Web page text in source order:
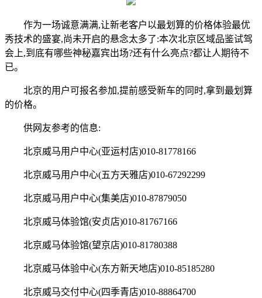
作为一场诚意满满,让新老客户以最划算的价格体验最优
秀技术的盛宴,尚未开启的悬念太多了:本次北京区域品鉴试驾
会上,到底有哪些神秘嘉宾出场?还有什么亮点?都让人期待不
已。
北京的用户可报名参加,提前感受新车的同时,拿到最划算
的价格。
供网友参考的信息:
北京威马用户中心(亚运村店)010-81778166
北京威马用户中心(五方天雅店)010-67292299
北京威马用户中心(集美店)010-87879050
北京威马体验馆(安贞店)010-81767166
北京威马体验馆(望京店)010-81780388
北京威马体验中心(东方新天地店)010-85185280
北京威马交付中心(四季青店)010-88864700